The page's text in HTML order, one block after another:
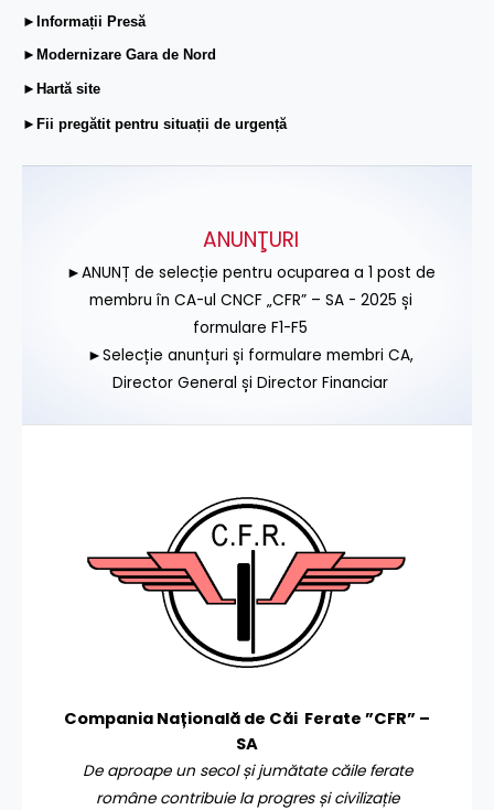
►Informații Presă
►Modernizare Gara de Nord
►Hartă site
►Fii pregătit pentru situații de urgență
ANUNŢURI
►ANUNȚ de selecție pentru ocuparea a 1 post de
membru în CA-ul CNCF „CFR” – SA - 2025 și
formulare F1-F5
►Selecție anunțuri și formulare membri CA,
Director General și Director Financiar
Compania Națională de Căi Ferate ”CFR” –
SA
De aproape un secol și jumătate căile ferate
române contribuie la progres și civilizație